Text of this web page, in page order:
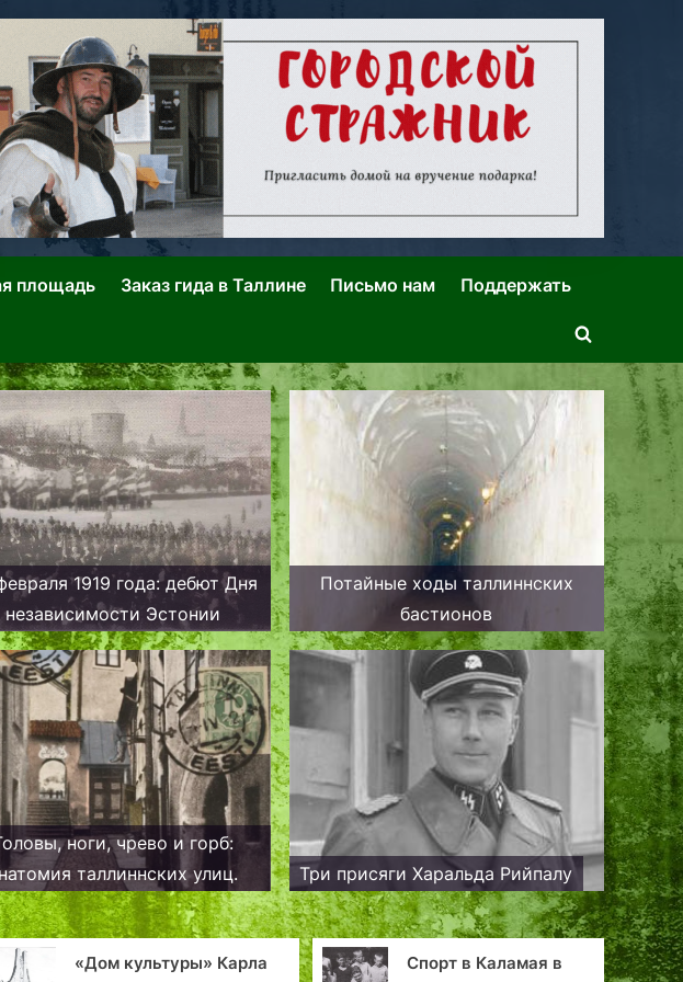
площадь Заказ гида в Таллине Письмо нам Поддержать
Toggle
search
1919 года: дебют Дня
независимости Эстонии
Потайные ходы таллиннских
бастионов
ноги, чрево и горб:
таллиннских улиц.
Три присяги Харальда Рийпалу
«Дом культуры» Карла
Спорт в Каламая в